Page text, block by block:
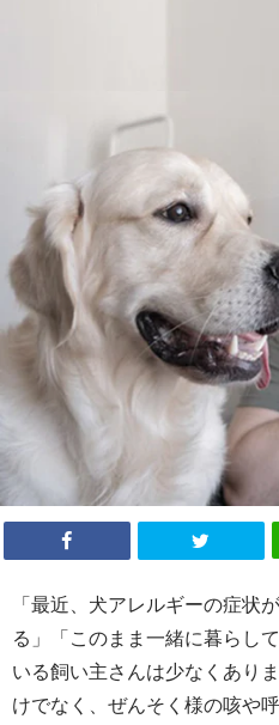
「最近、犬アレルギーの症状
る」「このまま一緒に暮らし
いる飼い主さんは少なくあり
けでなく、ぜんそく様の咳や